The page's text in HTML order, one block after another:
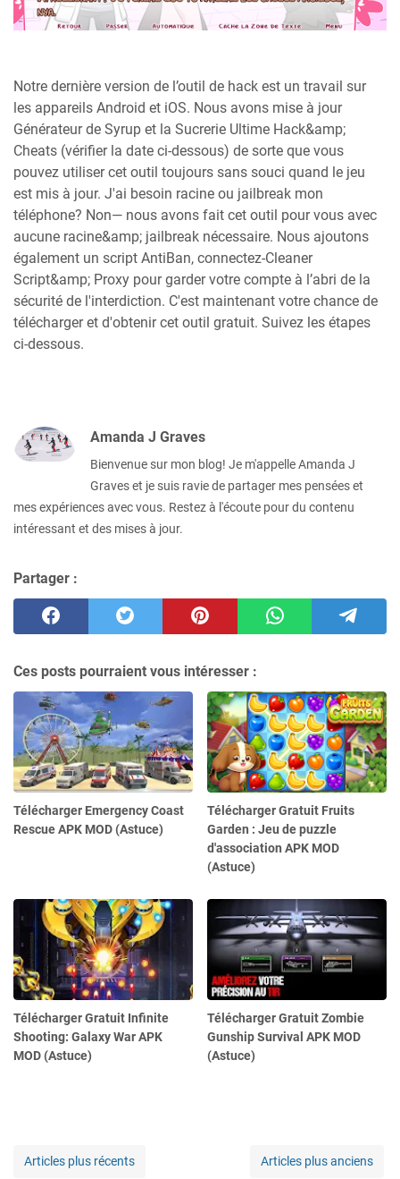
Notre dernière version de l’outil de hack est un travail sur
les appareils Android et iOS. Nous avons mise à jour
Générateur de Syrup et la Sucrerie Ultime Hack&amp;
Cheats (vérifier la date ci-dessous) de sorte que vous
pouvez utiliser cet outil toujours sans souci quand le jeu
est mis à jour. J'ai besoin racine ou jailbreak mon
téléphone? Non— nous avons fait cet outil pour vous avec
aucune racine&amp; jailbreak nécessaire. Nous ajoutons
également un script AntiBan, connectez-Cleaner
Script&amp; Proxy pour garder votre compte à l’abri de la
sécurité de l'interdiction. C'est maintenant votre chance de
télécharger et d'obtenir cet outil gratuit. Suivez les étapes
ci-dessous.
Amanda J Graves
Bienvenue sur mon blog! Je m'appelle Amanda J
Graves et je suis ravie de partager mes pensées et
mes expériences avec vous. Restez à l'écoute pour du contenu
intéressant et des mises à jour.
Partager :
Ces posts pourraient vous intéresser :
Télécharger Emergency Coast
Rescue APK MOD (Astuce)
Télécharger Gratuit Fruits
Garden : Jeu de puzzle
d'association APK MOD
(Astuce)
Télécharger Gratuit Infinite
Shooting: Galaxy War APK
MOD (Astuce)
Télécharger Gratuit Zombie
Gunship Survival APK MOD
(Astuce)
Articles plus récents Articles plus anciens